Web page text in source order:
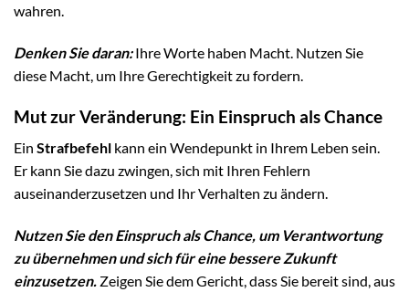
wahren.
Denken Sie daran:Ihre Worte haben Macht. Nutzen Sie
diese Macht, um Ihre Gerechtigkeit zu fordern.
Mut zur Veränderung: Ein Einspruch als Chance
Ein Strafbefehl kann ein Wendepunkt in Ihrem Leben sein.
Er kann Sie dazu zwingen, sich mit Ihren Fehlern
auseinanderzusetzen und Ihr Verhalten zu ändern.
Nutzen Sie den Einspruch als Chance, um Verantwortung
zu übernehmen und sich für eine bessere Zukunft
einzusetzen. Zeigen Sie dem Gericht, dass Sie bereit sind, aus